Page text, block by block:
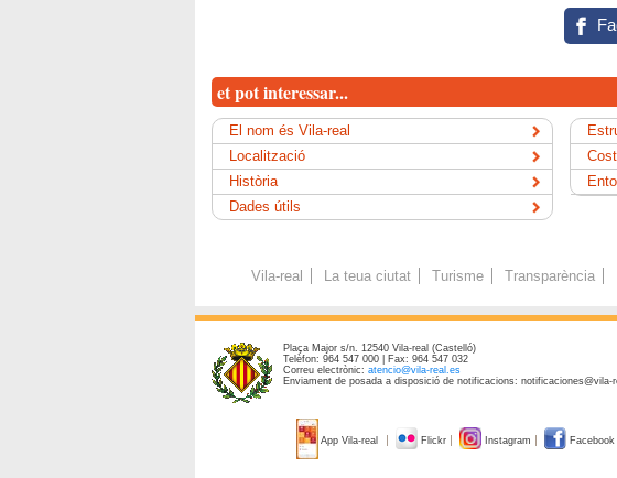
et pot interessar...
El nom és Vila-real
Localització
Història
Dades útils
Vila-real La teua ciutat Turisme Transparència
Plaça Major s/n. 12540 Vila-real (Castelló)
Telèfon: 964 547 000 | Fax: 964 547 032
Correu electrònic: atencio@vila-real.es
Enviament de posada a disposició de notificacions: notificaciones@vila-
App Vila-real Flickr Instagram Facebook